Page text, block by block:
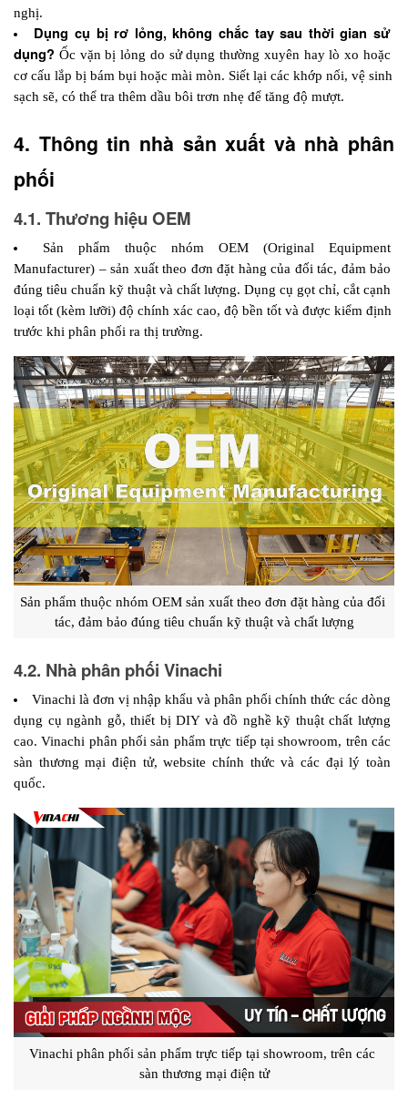
nghị.
Dụng cụ bị rơ lỏng, không chắc tay sau thời gian sử
dụng? Ốc vặn bị lỏng do sử dụng thường xuyên hay lò xo hoặc
cơ cấu lắp bị bám bụi hoặc mài mòn. Siết lại các khớp nối, vệ sinh
sạch sẽ, có thể tra thêm dầu bôi trơn nhẹ để tăng độ mượt.
4. Thông tin nhà sản xuất và nhà phân
phối
4.1. Thương hiệu OEM
Sản phẩm thuộc nhóm OEM (Original Equipment
Manufacturer) – sản xuất theo đơn đặt hàng của đối tác, đảm bảo
đúng tiêu chuẩn kỹ thuật và chất lượng. Dụng cụ gọt chỉ, cắt cạnh
loại tốt (kèm lưỡi) độ chính xác cao, độ bền tốt và được kiểm định
trước khi phân phối ra thị trường.
Sản phẩm thuộc nhóm OEM sản xuất theo đơn đặt hàng của đối
tác, đảm bảo đúng tiêu chuẩn kỹ thuật và chất lượng
4.2. Nhà phân phối Vinachi
Vinachi là đơn vị nhập khẩu và phân phối chính thức các dòng
dụng cụ ngành gỗ, thiết bị DIY và đồ nghề kỹ thuật chất lượng
cao. Vinachi phân phối sản phẩm trực tiếp tại showroom, trên các
sàn thương mại điện tử, website chính thức và các đại lý toàn
quốc.
Vinachi phân phối sản phẩm trực tiếp tại showroom, trên các
sàn thương mại điện tử